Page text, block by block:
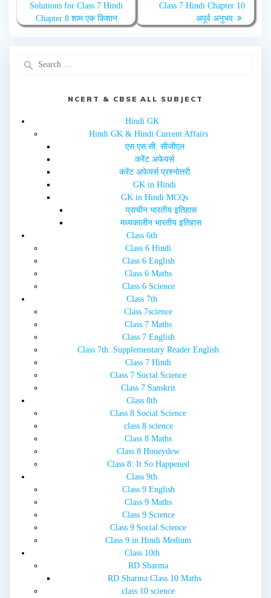
i
t
e
e
c
e
b
o
n
w
Solutions for Class 7 Hindi
Chapter 8 शाम एक किशान
Class 7 Hindi Chapter 10
अपूर्व अनुभव
NCERT & CBSE ALL SUBJECT
Hindi GK
Hindi GK & Hindi Current Affairs
एस.एस.सी. सीजीएल
करेंट अफेयर्स
करेंट अफेयर्स प्रश्नोत्तरी
GK in Hindi
GK in Hindi MCQs
प्राचीन भारतीय इतिहास
मध्यकालीन भारतीय इतिहास
Class 6th
Class 6 Hindi
Class 6 English
Class 6 Maths
Class 6 Science
Class 7th
Class 7science
Class 7 Maths
Class 7 English
Class 7th: Supplementary Reader English
Class 7 Hindi
Class 7 Social Science
Class 7 Sanskrit
Class 8th
Class 8 Social Science
class 8 science
Class 8 Maths
Class 8 Honeydew
Class 8: It So Happened
Class 9th
Class 9 English
Class 9 Maths
Class 9 Science
Class 9 Social Science
Class 9 in Hindi Medium
Class 10th
RD Sharma
RD Sharma Class 10 Maths
class 10 science